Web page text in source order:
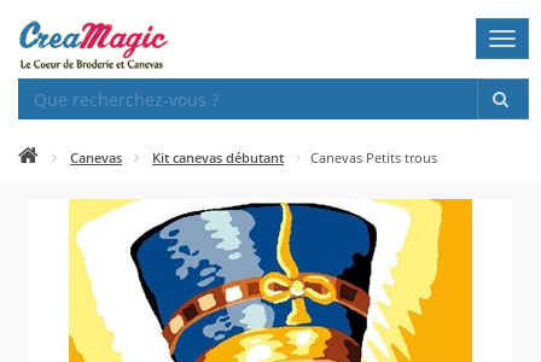
Canevas Kit canevas débutant Canevas Petits trous